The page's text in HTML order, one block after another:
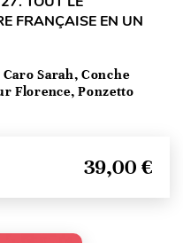
FRANÇAISE EN UN
Sarah, Conche
Florence, Ponzetto
39,00 €